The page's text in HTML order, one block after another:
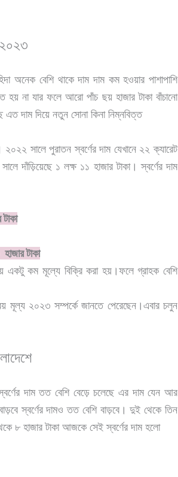
অনেক বেশি থাকে দাম দাম কম হওয়ার পাশাপাশি
না যার ফলে আরো পাঁচ ছয় হাজার টাকা বাঁচানো
এত দাম দিয়ে নতুন সোনা কিনা নিম্নবিত্ত
সালে পুরাতন স্বর্ণের দাম যেখানে ২২ ক্যারেট
দাঁড়িয়েছে ১ লক্ষ ১১ হাজার টাকা। স্বর্ণের দাম
টাকা
একটু কম মূল্যে বিক্রি করা হয়।ফলে গ্রাহক বেশি
মূল্য ২০২৩ সম্পর্কে জানতে পেরেছেন।এবার চলুন
দাম তত বেশি বেড়ে চলেছে এর দাম যেন আর
স্বর্ণের দামও তত বেশি বাড়বে। দুই থেকে তিন
৮ হাজার টাকা আজকে সেই স্বর্ণের দাম হলো